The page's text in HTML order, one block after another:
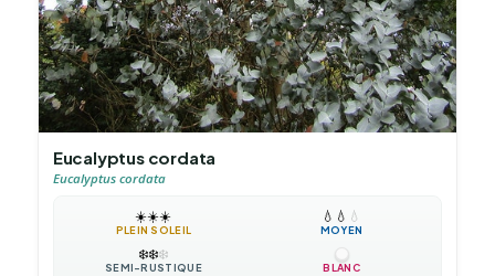
Eucalyptus cordata
Eucalyptus cordata
☀️☀️☀️
PLEIN SOLEIL
💧 💧 💧
MOYEN
❄️❄️❄️
SEMI-RUSTIQUE BLANC